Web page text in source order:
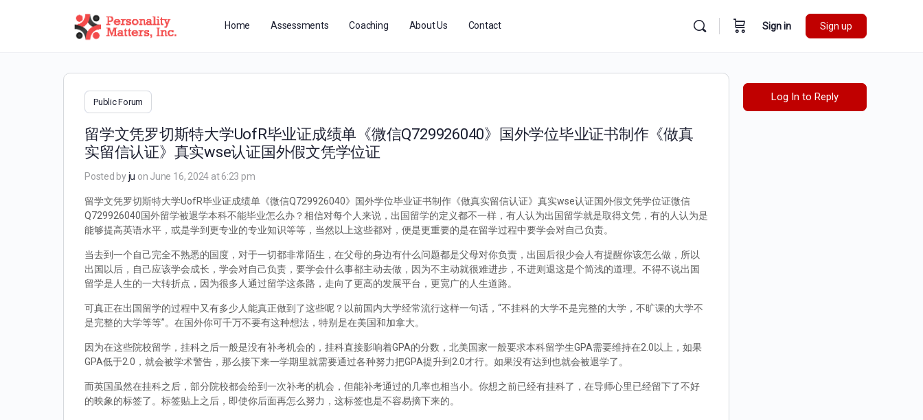
Home Assessments Coaching About Us Contact Sign in Sign up
Public Forum
留学文凭罗切斯特大学UofR毕业证成绩单《微信Q729926040》国外学位毕业证书制作《做真
实留信认证》真实wse认证国外假文凭学位证
Posted byju on June 16, 2024 at 6:23 pm
留学文凭罗切斯特大学UofR毕业证成绩单《微信Q729926040》国外学位毕业证书制作《做真实留信认证》真实wse认证国外假文凭学位证微信
Q729926040国外留学被退学本科不能毕业怎么办？相信对每个人来说，出国留学的定义都不一样，有人认为出国留学就是取得文凭，有的人认为是
能够提高英语水平，或是学到更专业的专业知识等等，当然以上这些都对，便是更重要的是在留学过程中要学会对自己负责。
当去到一个自己完全不熟悉的国度，对于一切都非常陌生，在父母的身边有什么问题都是父母对你负责，出国后很少会人有提醒你该怎么做，所以
出国以后，自己应该学会成长，学会对自己负责，要学会什么事都主动去做，因为不主动就很难进步，不进则退这是个简浅的道理。不得不说出国
留学是人生的一大转折点，因为很多人通过留学这条路，走向了更高的发展平台，更宽广的人生道路。
可真正在出国留学的过程中又有多少人能真正做到了这些呢？以前国内大学经常流行这样一句话，“不挂科的大学不是完整的大学，不旷课的大学不
是完整的大学等等”。在国外你可千万不要有这种想法，特别是在美国和加拿大。
因为在这些院校留学，挂科之后一般是没有补考机会的，挂科直接影响着GPA的分数，北美国家一般要求本科留学生GPA需要维持在2.0以上，如果
GPA低于2.0，就会被学术警告，那么接下来一学期里就需要通过各种努力把GPA提升到2.0才行。如果没有达到也就会被退学了。
而英国虽然在挂科之后，部分院校都会给到一次补考的机会，但能补考通过的几率也相当小。你想之前已经有挂科了，在导师心里已经留下了不好
的映象的标签了。标签贴上之后，即使你后面再怎么努力，这标签也是不容易摘下来的。
Log In to Reply